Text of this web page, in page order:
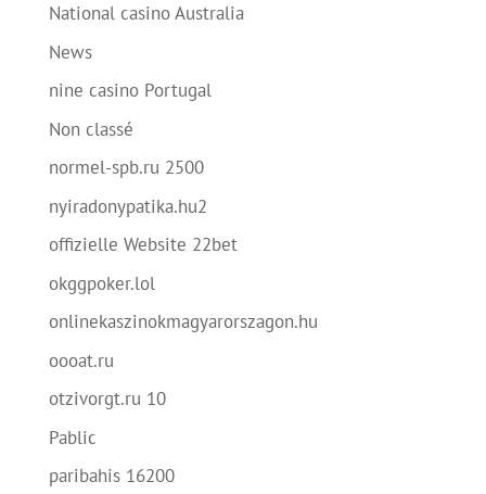
National casino Australia
News
nine casino Portugal
Non classé
normel-spb.ru 2500
nyiradonypatika.hu2
offizielle Website 22bet
okggpoker.lol
onlinekaszinokmagyarorszagon.hu
oooat.ru
otzivorgt.ru 10
Pablic
paribahis 16200